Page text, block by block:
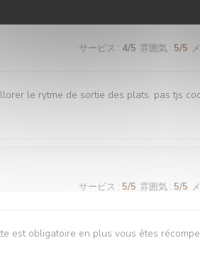
サービス : 4/5 雰囲気 : 5/5
le rytme de sortie des plats, pas tjs
サービス : 5/5 雰囲気 : 5/5
est obligatoire en plus vous êtes